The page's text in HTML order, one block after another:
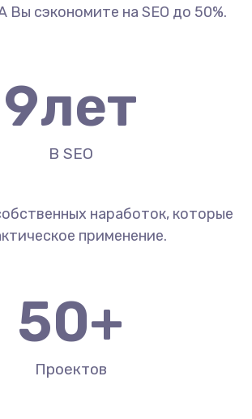
Вы сэкономите на SEO до 50%.
9лет
В SEO
наработок, которые
применение.
50+
Проектов